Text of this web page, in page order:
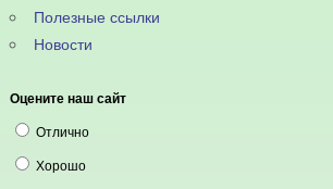
Полезные ссылки
Новости
Оцените наш сайт
Отлично
Хорошо